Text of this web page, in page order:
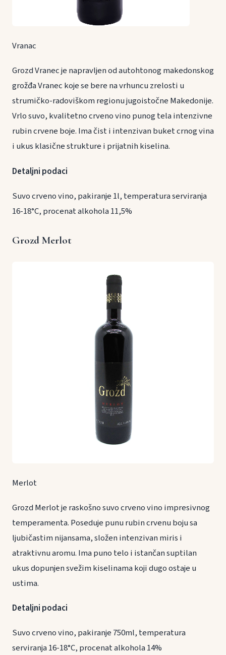
Vranac
Grozd Vranec je napravljen od autohtonog makedonskog
grožđa Vranec koje se bere na vrhuncu zrelosti u
strumičko-radoviškom regionu jugoistočne Makedonije.
Vrlo suvo, kvalitetno crveno vino punog tela intenzivne
rubin crvene boje. Ima čist i intenzivan buket crnog vina
i ukus klasične strukture i prijatnih kiselina.
Detaljni podaci
Suvo crveno vino, pakiranje 1l, temperatura serviranja
16-18°C, procenat alkohola 11,5%
Grozd Merlot
Merlot
Grozd Merlot je raskošno suvo crveno vino impresivnog
temperamenta. Poseduje punu rubin crvenu boju sa
ljubičastim nijansama, složen intenzivan miris i
atraktivnu aromu. Ima puno telo i istančan suptilan
ukus dopunjen svežim kiselinama koji dugo ostaje u
ustima.
Detaljni podaci
Suvo crveno vino, pakiranje 750ml, temperatura
serviranja 16-18°C, procenat alkohola 14%